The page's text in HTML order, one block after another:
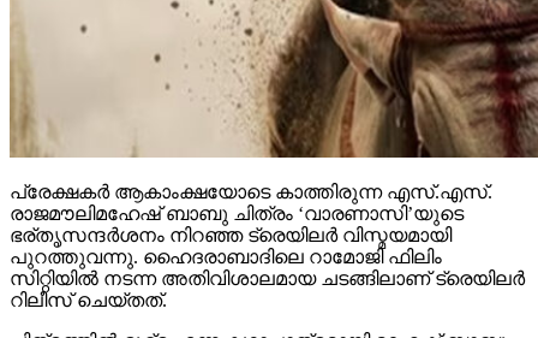
പ്രേക്ഷകര്‍ ആകാംക്ഷയോടെ കാത്തിരുന്ന എസ്.എസ്.
രാജമൗലിമഹേഷ് ബാബു ചിത്രം ‘വാരണാസി’യുടെ
ഭര്തൃസന്ദര്‍ശനം നിറഞ്ഞ ട്രെയിലര്‍ വിസ്മയമായി
പുറത്തുവന്നു. ഹൈദരാബാദിലെ റാമോജി ഫിലിം
സിറ്റിയില്‍ നടന്ന അതിവിശാലമായ ചടങ്ങിലാണ് ട്രെയിലര്‍
റിലീസ് ചെയ്തത്.